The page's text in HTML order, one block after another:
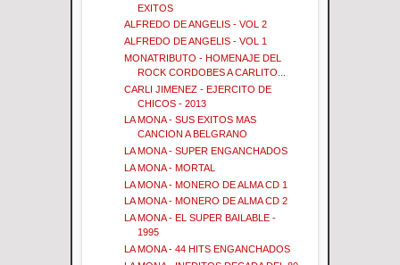
EXITOS
ALFREDO DE ANGELIS - VOL 2
ALFREDO DE ANGELIS - VOL 1
MONATRIBUTO - HOMENAJE DEL
ROCK CORDOBES A CARLITO...
CARLI JIMENEZ - EJERCITO DE
CHICOS - 2013
LA MONA - SUS EXITOS MAS
CANCION A BELGRANO
LA MONA - SUPER ENGANCHADOS
LA MONA - MORTAL
LA MONA - MONERO DE ALMA CD 1
LA MONA - MONERO DE ALMA CD 2
LA MONA - EL SUPER BAILABLE -
1995
LA MONA - 44 HITS ENGANCHADOS